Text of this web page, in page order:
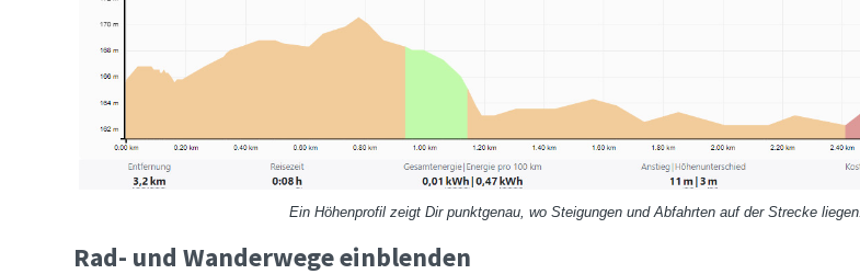
Ein Höhenprofil zeigt Dir punktgenau, wo Steigungen und Abfahrten auf der Strecke liegen.
Rad- und Wanderwege einblenden